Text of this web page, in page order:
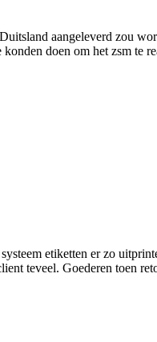
aangeleverd zou
doen om het zsm te
etiketten er zo
teveel. Goederen toen